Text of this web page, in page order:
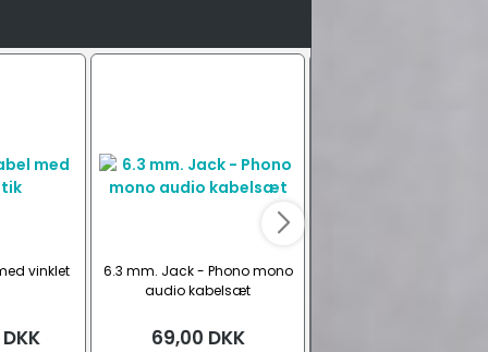
vinklet
DKK
6.3 mm. Jack - Phono mono
audio kabelsæt
69,00 DKK